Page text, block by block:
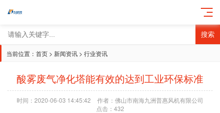
搜索
当前位置： 首页 > 新闻资讯 > 行业资讯
酸雾废气净化塔能有效的达到工业环保标准
时间：2020-06-03 14:45:42
作者：佛山市南海九洲普惠风机有限公司
点击： 432